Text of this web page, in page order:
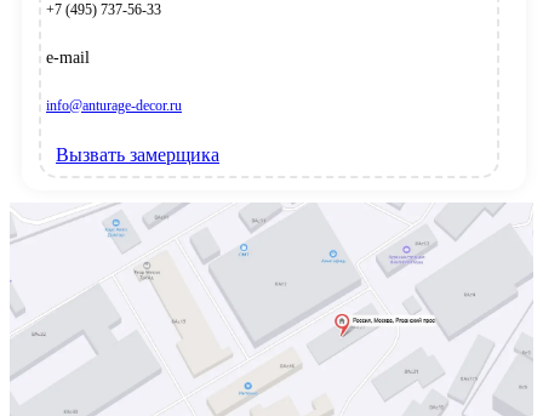
+7 (495) 737-56-33
e-mail
info@anturage-decor.ru
Вызвать замерщика